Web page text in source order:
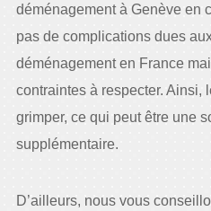
déménagement à Genève en
pas de complications dues
déménagement en France
contraintes à respecter. Ainsi,
grimper, ce qui peut être une
supplémentaire.
D’ailleurs, nous vous